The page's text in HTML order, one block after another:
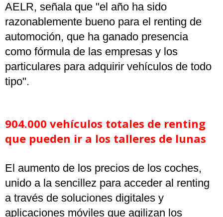
AELR, señala que "el año ha sido
razonablemente bueno para el renting de
automoción, que ha ganado presencia
como fórmula de las empresas y los
particulares para adquirir vehículos de todo
tipo".
904.000 vehículos totales de renting
que pueden ir a los talleres de lunas
El aumento de los precios de los coches,
unido a la sencillez para acceder al renting
a través de soluciones digitales y
aplicaciones móviles que agilizan los